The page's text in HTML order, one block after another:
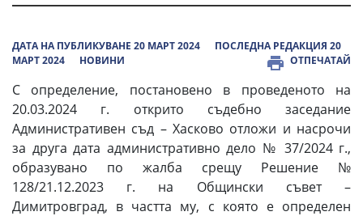
ДАТА НА ПУБЛИКУВАНЕ 20 МАРТ 2024
ПОСЛЕДНА РЕДАКЦИЯ 20
МАРТ 2024
НОВИНИ ОТПЕЧАТАЙ
С определение, постановено в проведеното на
20.03.2024 г. открито съдебно заседание
Административен съд – Хасково отложи и насрочи
за друга дата административно дело № 37/2024 г.,
образувано по жалба срещу Решение №
128/21.12.2023 г. на Общински съвет –
Димитровград, в частта му, с която е определен